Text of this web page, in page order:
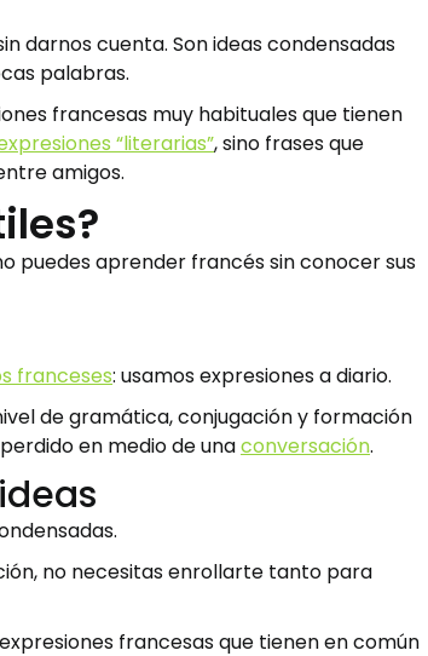
darnos cuenta. Son ideas condensadas
palabras.
francesas muy habituales que tienen
“literarias”, sino frases que
amigos.
puedes aprender francés sin conocer sus
franceses: usamos expresiones a diario.
de gramática, conjugación y formación
en medio de unaconversación.
no necesitas enrollarte tanto para
francesas que tienen en común